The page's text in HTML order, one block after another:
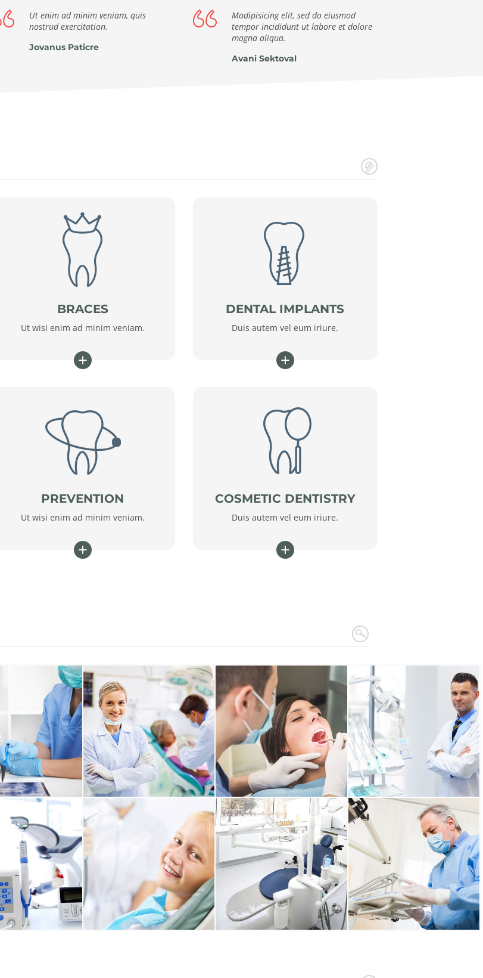
Ut enim ad minim veniam, quis
nostrud exercitation.
Jovanus Paticre
Madipisicing elit, sed do eiusmod
tempor incididunt ut labore et dolore
magna aliqua.
Avani Sektoval
BRACES
Ut wisi enim ad minim veniam.
+
DENTAL IMPLANTS
Duis autem vel eum iriure.
+
PREVENTION
Ut wisi enim ad minim veniam.
+
COSMETIC DENTISTRY
Duis autem vel eum iriure.
+